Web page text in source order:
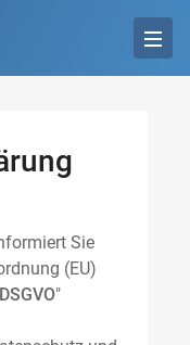
Sie
(EU)
DSGVO"